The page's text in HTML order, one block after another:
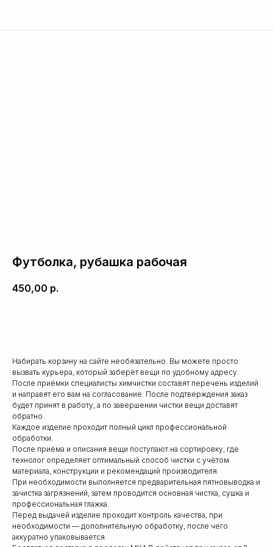
Футболка, рубашка рабочая
450,00 р.
Набирать корзину на сайте необязательно. Вы можете просто
вызвать курьера, который заберёт вещи по удобному адресу.
После приёмки специалисты химчистки составят перечень изделий
и направят его вам на согласование. После подтверждения заказ
будет принят в работу, а по завершении чистки вещи доставят
обратно.
Каждое изделие проходит полный цикл профессиональной
обработки.
После приёма и описания вещи поступают на сортировку, где
технолог определяет оптимальный способ чистки с учётом
материала, конструкции и рекомендаций производителя.
При необходимости выполняется предварительная пятновыводка и
зачистка загрязнений, затем проводится основная чистка, сушка и
профессиональная глажка.
Перед выдачей изделие проходит контроль качества, при
необходимости — дополнительную обработку, после чего
аккуратно упаковывается.